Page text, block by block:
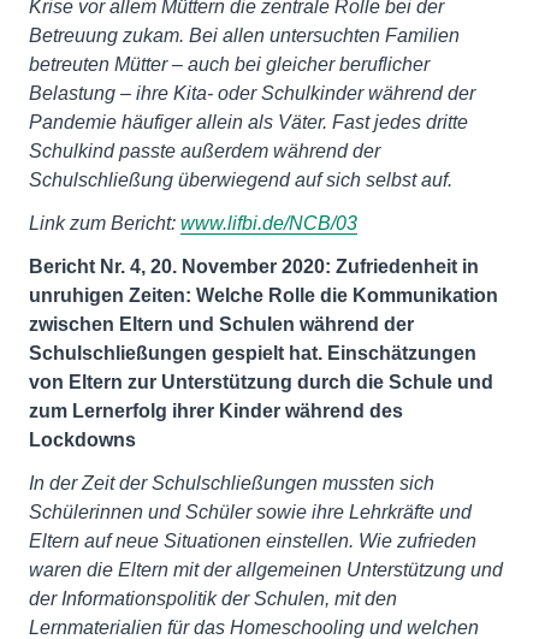
Krise vor allem Müttern die zentrale Rolle bei der
Betreuung zukam. Bei allen untersuchten Familien
betreuten Mütter – auch bei gleicher beruflicher
Belastung – ihre Kita- oder Schulkinder während der
Pandemie häufiger allein als Väter. Fast jedes dritte
Schulkind passte außerdem während der
Schulschließung überwiegend auf sich selbst auf.
Link zum Bericht: www.lifbi.de/NCB/03
Bericht Nr. 4, 20. November 2020: Zufriedenheit in
unruhigen Zeiten: Welche Rolle die Kommunikation
zwischen Eltern und Schulen während der
Schulschließungen gespielt hat. Einschätzungen
von Eltern zur Unterstützung durch die Schule und
zum Lernerfolg ihrer Kinder während des
Lockdowns
In der Zeit der Schulschließungen mussten sich
Schülerinnen und Schüler sowie ihre Lehrkräfte und
Eltern auf neue Situationen einstellen. Wie zufrieden
waren die Eltern mit der allgemeinen Unterstützung und
der Informationspolitik der Schulen, mit den
Lernmaterialien für das Homeschooling und welchen